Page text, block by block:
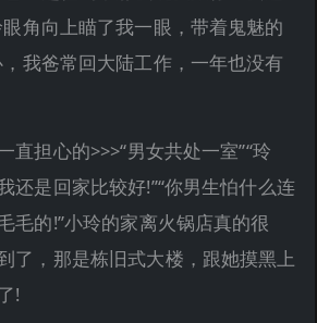
角向上瞄了我一眼，带着鬼魅的
我爸常回大陆工作，一年也没有
直担心的>>>“男女共处一室”“玲
还是回家比较好!”“你男生怕什么连
毛的!”小玲的家离火锅店真的很
了，那是栋旧式大楼，跟她摸黑上
!